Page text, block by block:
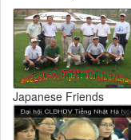
Japanese Friends